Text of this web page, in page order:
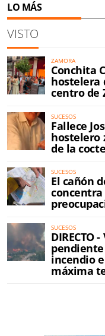
LO MÁS
VISTO
ZAMORA
Conchita
hostelera
centro de
SUCESOS
Fallece
hostelero
de la
SUCESOS
El cañón
SUCESOS
DIRECTO
incendio
máxima